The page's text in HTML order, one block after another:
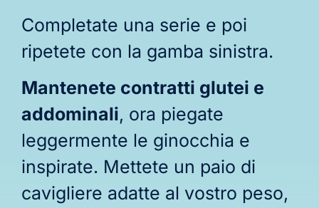
Completate una serie e poi
ripetete con la gamba sinistra.
Mantenete contratti glutei e
addominali, ora piegate
leggermente le ginocchia e
inspirate. Mettete un paio di
cavigliere adatte al vostro peso,